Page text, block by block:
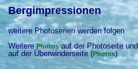
Bergimpressionen
weitere Photoserien werden folgen
WeiterePhotosauf der Photoseite und
auf der Überwinderseite (Photos)